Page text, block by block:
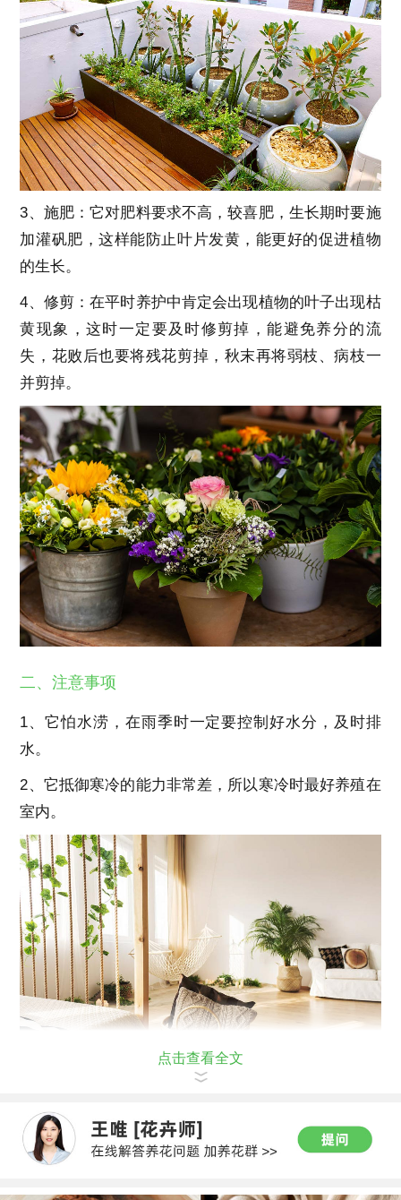
3、施肥：它对肥料要求不高，较喜肥，生长期时要施
加灌矾肥，这样能防止叶片发黄，能更好的促进植物
的生长。
4、修剪：在平时养护中肯定会出现植物的叶子出现枯
黄现象，这时一定要及时修剪掉，能避免养分的流
失，花败后也要将残花剪掉，秋末再将弱枝、病枝一
并剪掉。
二、注意事项
1、它怕水涝，在雨季时一定要控制好水分，及时排
水。
2、它抵御寒冷的能力非常差，所以寒冷时最好养殖在
室内。
点击查看全文